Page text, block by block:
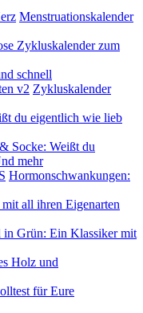
Menstruationskalender
Zykluskalender zum
schnell
Zykluskalender
Socke: Weißt du
mehr
Hormonschwankungen:
all ihren Eigenarten
Grün: Ein Klassiker mit
Holz und
für Eure